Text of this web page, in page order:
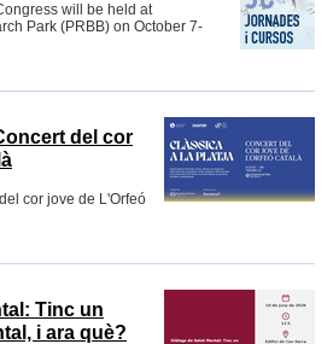
will be held at
Park (PRBB) on October 7-
del cor
cor jove de L'Orfeó
Tinc un
i ara què?